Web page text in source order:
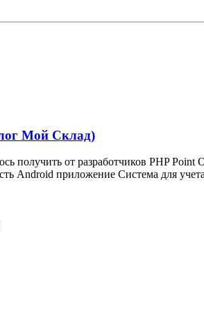
Мой Склад)
получить от разработчиков PHP
Android приложение Система для